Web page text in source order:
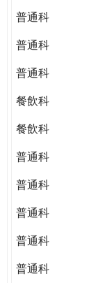
YOU
THE
CITIZENSHIP
普通科
普通科
普通科
餐飲科
餐飲科
普通科
普通科
普通科
普通科
普通科